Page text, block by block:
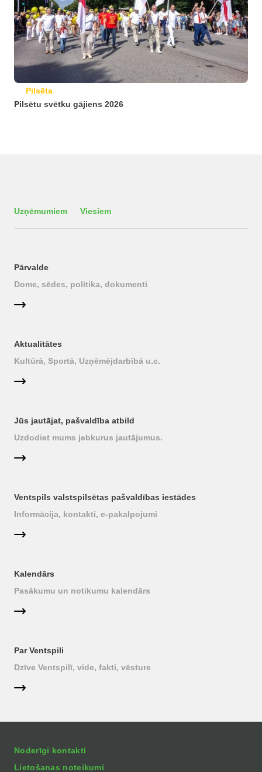
Pilsēta
Pilsētu svētku gājiens 2026
Uzņēmumiem Viesiem
Pārvalde
Dome, sēdes, politika, dokumenti
Aktualitātes
Kultūrā, Sportā, Uzņēmējdarbībā u.c.
Jūs jautājat, pašvaldība atbild
Uzdodiet mums jebkurus jautājumus.
Ventspils valstspilsētas pašvaldības iestādes
Informācija, kontakti, e-pakalpojumi
Kalendārs
Pasākumu un notikumu kalendārs
Par Ventspili
Dzīve Ventspilī, vide, fakti, vēsture
Noderīgi kontakti
Lietošanas noteikumi